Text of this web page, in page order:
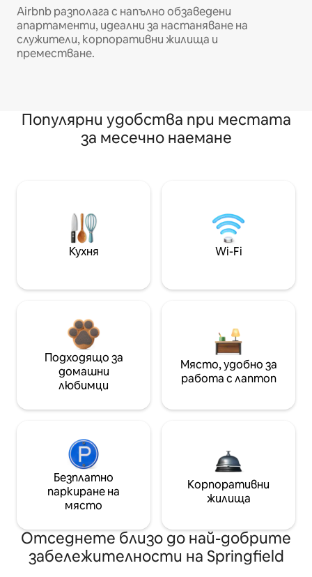
Airbnb разполага с напълно обзаведени
апартаменти, идеални за настаняване на
служители, корпоративни жилища и
преместване.
Популярни удобства при местата
за месечно наемане
Кухня Wi-Fi
Подходящо за
домашни
любимци
Място, удобно за
работа с лаптоп
Безплатно
паркиране на
място
Корпоративни
жилища
Отседнете близо до най-добрите
забележителности на Springfield